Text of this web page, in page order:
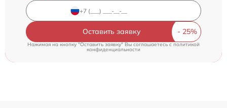
Оставить заявку
Нажимая на кнопку "Оставить заявку" Вы соглашаетесь cполитикой
конфиденциальности